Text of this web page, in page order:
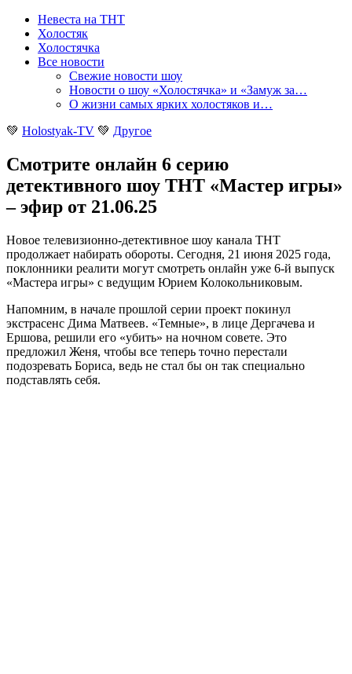
Невеста на ТНТ
Холостяк
Холостячка
Все новости
Свежие новости шоу
Новости о шоу «Холостячка» и «Замуж за…
О жизни самых ярких холостяков и…
💚 Holostyak-TV 💚 Другое
Смотрите онлайн 6 серию
детективного шоу ТНТ «Мастер игры»
– эфир от 21.06.25
Новое телевизионно-детективное шоу канала ТНТ
продолжает набирать обороты. Сегодня, 21 июня 2025 года,
поклонники реалити могут смотреть онлайн уже 6-й выпуск
«Мастера игры» с ведущим Юрием Колокольниковым.
Напомним, в начале прошлой серии проект покинул
экстрасенс Дима Матвеев. «Темные», в лице Дергачева и
Ершова, решили его «убить» на ночном совете. Это
предложил Женя, чтобы все теперь точно перестали
подозревать Бориса, ведь не стал бы он так специально
подставлять себя.